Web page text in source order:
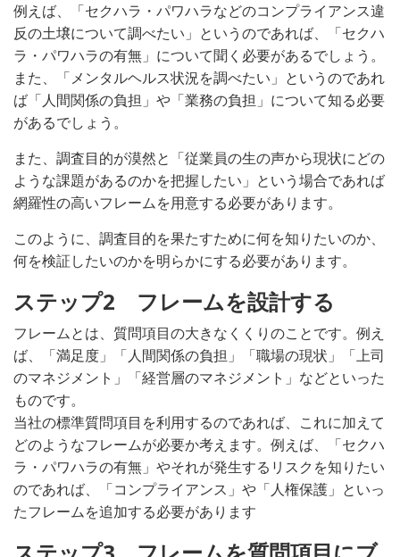
例えば、「セクハラ・パワハラなどのコンプライアンス違
反の土壌について調べたい」というのであれば、「セクハ
ラ・パワハラの有無」について聞く必要があるでしょう。
また、「メンタルヘルス状況を調べたい」というのであれ
ば「人間関係の負担」や「業務の負担」について知る必要
があるでしょう。
また、調査目的が漠然と「従業員の生の声から現状にどの
ような課題があるのかを把握したい」という場合であれば
網羅性の高いフレームを用意する必要があります。
このように、調査目的を果たすために何を知りたいのか、
何を検証したいのかを明らかにする必要があります。
ステップ2 フレームを設計する
フレームとは、質問項目の大きなくくりのことです。例え
ば、「満足度」「人間関係の負担」「職場の現状」「上司
のマネジメント」「経営層のマネジメント」などといった
ものです。
当社の標準質問項目を利用するのであれば、これに加えて
どのようなフレームが必要か考えます。例えば、「セクハ
ラ・パワハラの有無」やそれが発生するリスクを知りたい
のであれば、「コンプライアンス」や「人権保護」といっ
たフレームを追加する必要があります